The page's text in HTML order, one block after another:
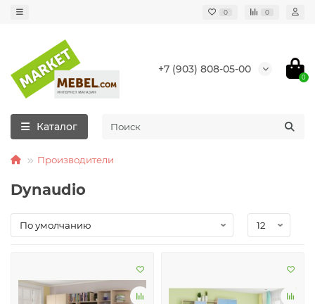
0 0
+7 (903) 808-05-00
0
Каталог
Производители
Dynaudio